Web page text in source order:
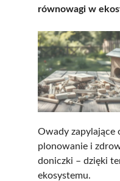
równowagi w
Owady zapylające
plonowanie i
doniczki – dzięki
ekosystemu.